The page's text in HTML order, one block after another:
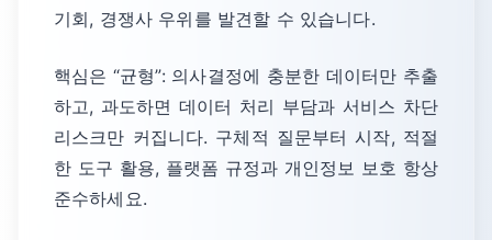
기회, 경쟁사 우위를 발견할 수 있습니다.
핵심은 “균형”: 의사결정에 충분한 데이터만 추출
하고, 과도하면 데이터 처리 부담과 서비스 차단
리스크만 커집니다. 구체적 질문부터 시작, 적절
한 도구 활용, 플랫폼 규정과 개인정보 보호 항상
준수하세요.